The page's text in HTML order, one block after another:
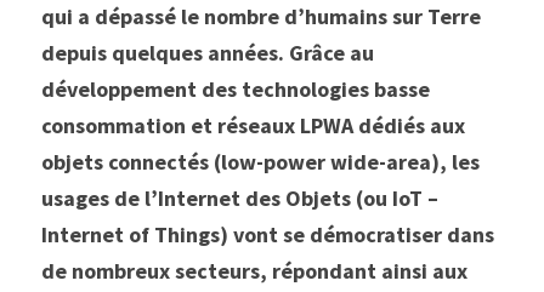
qui a dépassé le nombre d’humains sur Terre
depuis quelques années. Grâce au
développement des technologies basse
consommation et réseaux LPWA dédiés aux
objets connectés (low-power wide-area), les
usages de l’Internet des Objets (ou IoT –
Internet of Things) vont se démocratiser dans
de nombreux secteurs, répondant ainsi aux